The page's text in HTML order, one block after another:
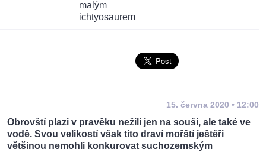
15. června 2020 • 12:00
Obrovští plazi v pravěku nežili jen na souši, ale také ve
vodě. Svou velikostí však tito draví mořští ještěři
většinou nemohli konkurovat suchozemským